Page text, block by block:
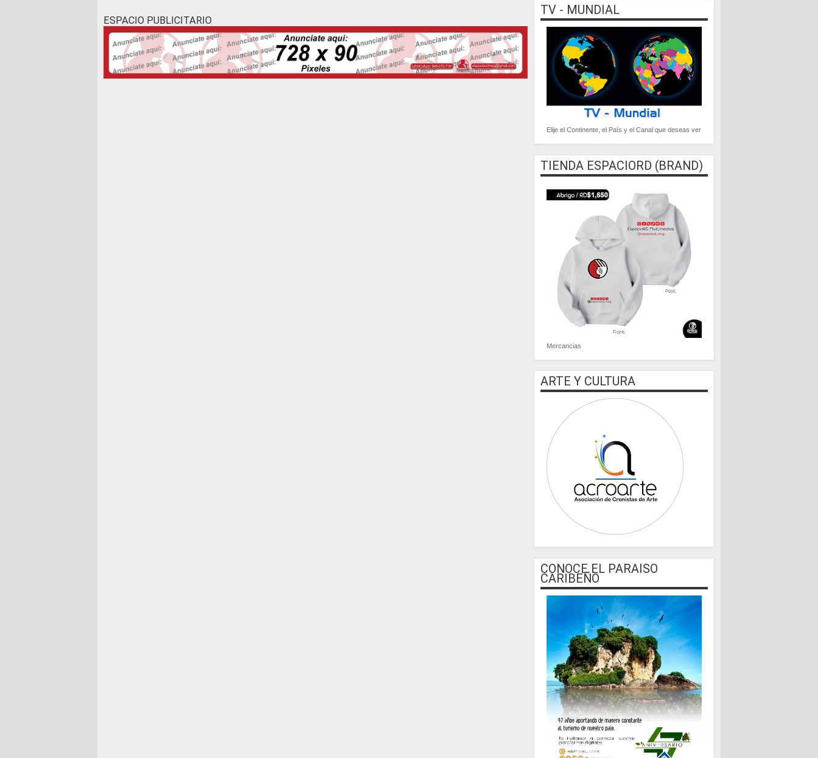
ESPACIO PUBLICITARIO
TV - MUNDIAL
Elije el Continente, el País y el Canal que deseas ver
TIENDA ESPACIORD (BRAND)
Mercancias
ARTE Y CULTURA
CONOCE EL PARAISO
CARIBEÑO